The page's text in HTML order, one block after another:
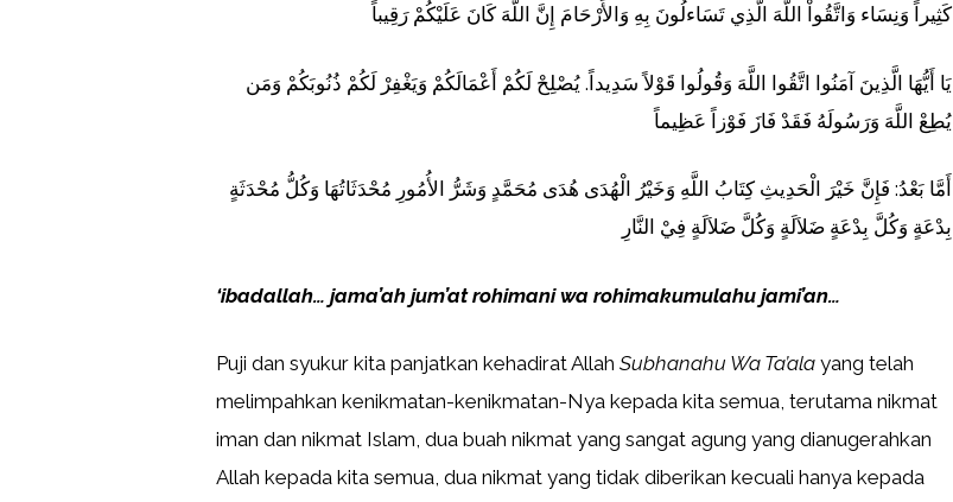
كَثِيراً وَنِسَاء وَاتَّقُواْ اللّهَ الَّذِي تَسَاءلُونَ بِهِ وَالأَرْحَامَ إِنَّ اللّهَ كَانَ عَلَيْكُمْ رَقِيباً
يَا أَيُّهَا الَّذِينَ آمَنُوا اتَّقُوا اللَّهَ وَقُولُوا قَوْلاً سَدِيداً. يُصْلِحْ لَكُمْ أَعْمَالَكُمْ وَيَغْفِرْ لَكُمْ ذُنُوبَكُمْ وَمَن
يُطِعْ اللَّهَ وَرَسُولَهُ فَقَدْ فَازَ فَوْزاً عَظِيماً
أَمَّا بَعْدُ: فَإِنَّ خَيْرَ الْحَدِيثِ كِتَابُ اللَّهِ وَخَيْرُ الْهُدَى هُدَى مُحَمَّدٍ وَشَرُّ الأُمُورِ مُحْدَثَاتُهَا وَكُلُّ مُحْدَثَةٍ
بِدْعَةٍ وَكُلَّ بِدْعَةٍ ضَلاَلَةٍ وَكُلَّ ضَلاَلَةٍ فِيْ النَّارِ
‘ibadallah… jama’ah jum’at rohimani wa rohimakumulahu jami’an…
Puji dan syukur kita panjatkan kehadirat Allah Subhanahu Wa Ta’ala yang telah
melimpahkan kenikmatan-kenikmatan-Nya kepada kita semua, terutama nikmat
iman dan nikmat Islam, dua buah nikmat yang sangat agung yang dianugerahkan
Allah kepada kita semua, dua nikmat yang tidak diberikan kecuali hanya kepada